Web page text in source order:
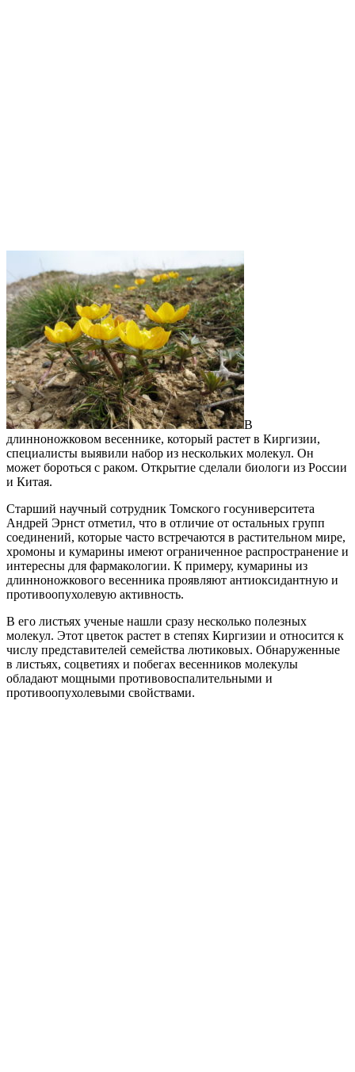
В
длинноножковом весеннике, который растет в Киргизии,
специалисты выявили набор из нескольких молекул. Он
может бороться с раком. Открытие сделали биологи из России
и Китая.
Старший научный сотрудник Томского госуниверситета
Андрей Эрнст отметил, что в отличие от остальных групп
соединений, которые часто встречаются в растительном мире,
хромоны и кумарины имеют ограниченное распространение и
интересны для фармакологии. К примеру, кумарины из
длинноножкового весенника проявляют антиоксидантную и
противоопухолевую активность.
В его листьях ученые нашли сразу несколько полезных
молекул. Этот цветок растет в степях Киргизии и относится к
числу представителей семейства лютиковых. Обнаруженные
в листьях, соцветиях и побегах весенников молекулы
обладают мощными противовоспалительными и
противоопухолевыми свойствами.